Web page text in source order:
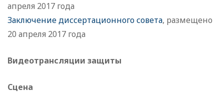
апреля 2017 года
Заключение диссертационного совета, размещено
20 апреля 2017 года
Видеотрансляции защиты
Сцена